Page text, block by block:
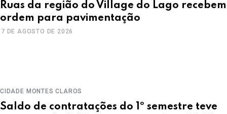
Ruas da região do Village do Lago recebem
ordem para pavimentação
7 DE AGOSTO DE 2026
CIDADE MONTES CLAROS
Saldo de contratações do 1º semestre teve